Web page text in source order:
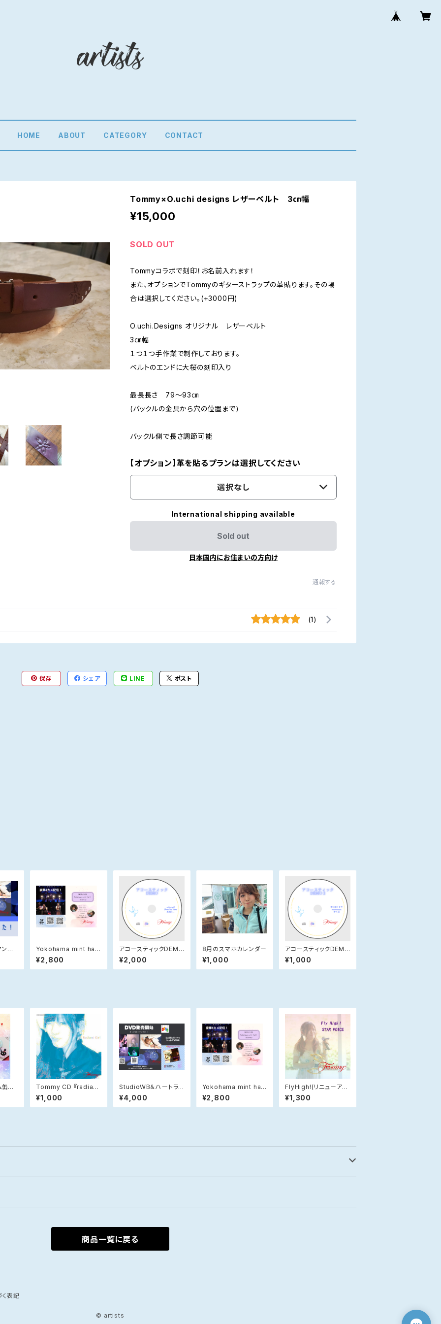
HOME ABOUT CATEGORY CONTACT
Tommy×O.uchi designs レザーベルト 3㎝幅
¥15,000
SOLD OUT
Tommyコラボで刻印！お名前入れます！
また、オプションでTommyのギターストラップの革貼ります。その場
合は選択してください。(+3000円)
O.uchi.Designs オリジナル レザーベルト
3㎝幅
１つ１つ手作業で制作しております。
ベルトのエンドに大桜の刻印入り
最長長さ 79～93㎝
(バックルの金具から穴の位置まで)
バックル側で長さ調節可能
【オプション】革を貼るプランは選択してください
選択なし
International shipping available
Sold out
日本国内にお住まいの方向け
通報する
(1)
保存 シェア LINE ポスト
ラ
Yokohama mint hall
ライブ Blu-ray DVD
¥2,800
アコースティックDEMO
2枚セット
¥2,000
8月のスマホカレンダー
¥1,000
アコースティックDEMO
第2弾
¥1,000
バ
Tommy CD 『radiant
girl』
¥1,000
StudioWB＆ハートラン
ドDVD
¥4,000
Yokohama mint hall
ライブ Blu-ray DVD
¥2,800
FlyHigh!(リニューアル
ver.)
¥1,300
商品一覧に戻る
表記
© artists